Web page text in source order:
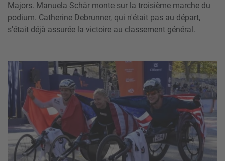
Majors. Manuela Schär monte sur la troisième marche du
podium. Catherine Debrunner, qui n'était pas au départ,
s'était déjà assurée la victoire au classement général.